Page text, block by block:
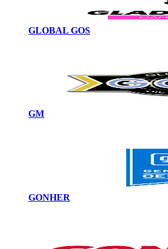
GLOBAL GOS
GM
GONHER